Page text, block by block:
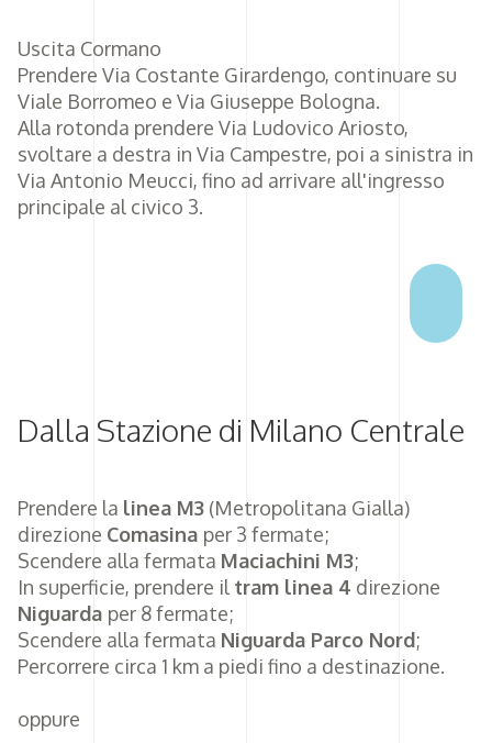
Uscita Cormano
Prendere Via Costante Girardengo, continuare su
Viale Borromeo e Via Giuseppe Bologna.
Alla rotonda prendere Via Ludovico Ariosto,
svoltare a destra in Via Campestre, poi a sinistra in
Via Antonio Meucci, fino ad arrivare all'ingresso
principale al civico 3.
Dalla Stazione di Milano Centrale
Prendere la linea M3 (Metropolitana Gialla)
direzione Comasina per 3 fermate;
Scendere alla fermata Maciachini M3;
In superficie, prendere il tram linea 4 direzione
Niguarda per 8 fermate;
Scendere alla fermata Niguarda Parco Nord;
Percorrere circa 1 km a piedi fino a destinazione.
oppure